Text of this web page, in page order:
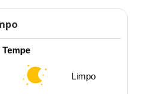
Tempe
Limpo